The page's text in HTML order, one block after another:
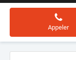
Appeler